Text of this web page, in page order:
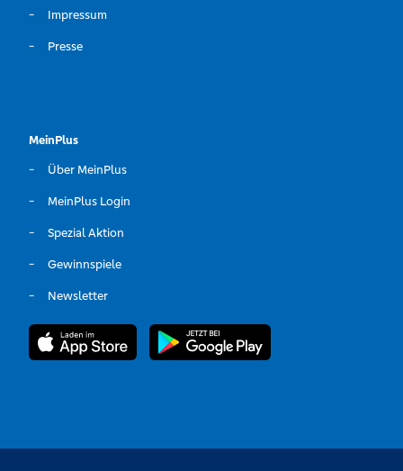
Impressum
Presse
MeinPlus
Über MeinPlus
MeinPlus Login
Spezial Aktion
Gewinnspiele
Newsletter